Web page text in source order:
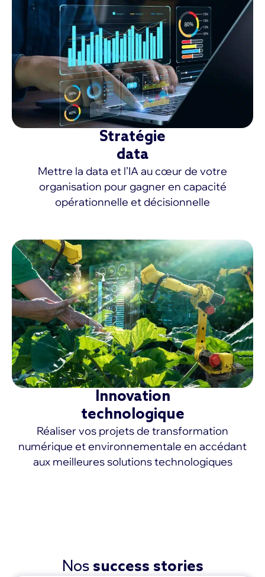
Stratégie
data
Mettre la data et l’IA au cœur de votre
organisation pour gagner en capacité
opérationnelle et décisionnelle
Innovation
technologique
Réaliser vos projets de transformation
numérique et environnementale en accédant
aux meilleures solutions technologiques
Nos success stories